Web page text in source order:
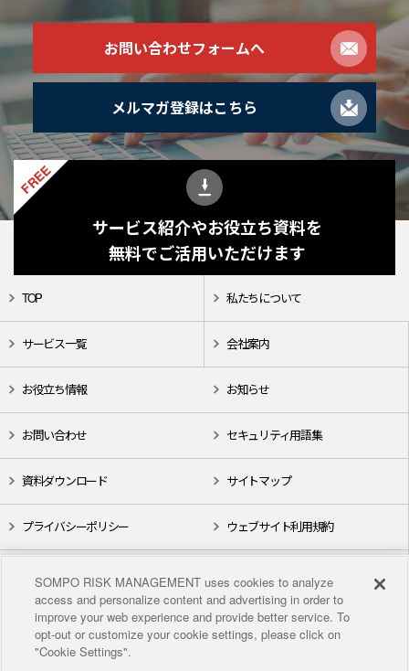
お問い合わせフォームへ
メルマガ登録はこちら
FREE
サービス紹介やお役立ち資料を
無料でご活用いただけます
TOP 私たちについて
サービス一覧 会社案内
お役立ち情報 お知らせ
お問い合わせ セキュリティ用語集
資料ダウンロード サイトマップ
プライバシーポリシー ウェブサイト利用規約
X（旧Twitter） YouTube
SOMPO RISK MANAGEMENT uses cookies to analyze
access and personalize content and advertising in order to
improve your web experience and provide better service. To
opt-out or customize your cookie settings, please click on
"Cookie Settings".